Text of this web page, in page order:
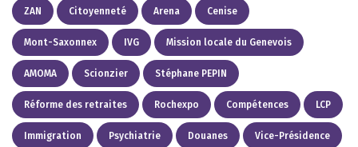
ZAN Citoyenneté Arena Cenise
Mont-Saxonnex IVG Mission locale du Genevois
AMOMA Scionzier Stéphane PEPIN
Réforme des retraites Rochexpo Compétences LCP
Immigration Psychiatrie Douanes Vice-Présidence